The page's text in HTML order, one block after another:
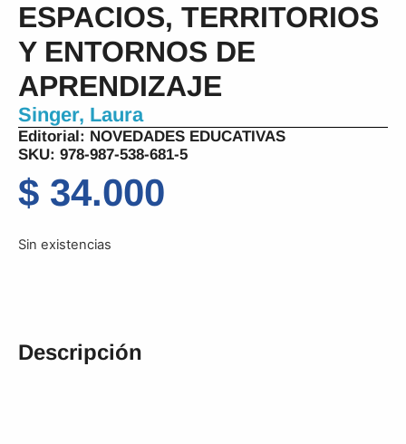
ESPACIOS, TERRITORIOS
Y ENTORNOS DE
APRENDIZAJE
Singer, Laura
Editorial: NOVEDADES EDUCATIVAS
SKU: 978-987-538-681-5
$ 34.000
Sin existencias
Descripción